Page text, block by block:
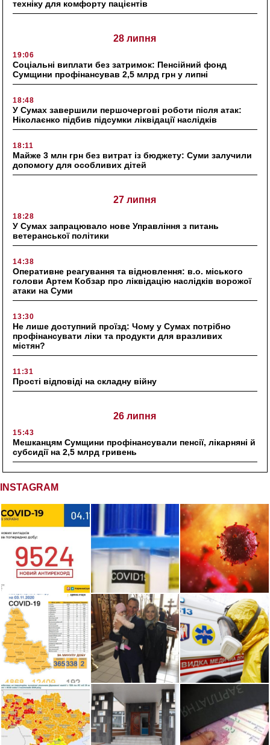
техніку для комфорту пацієнтів
28 липня
19:06
Соціальні виплати без затримок: Пенсійний фонд
Сумщини профінансував 2,5 млрд грн у липні
18:48
У Сумах завершили першочергові роботи після атак:
Ніколаєнко підбив підсумки ліквідації наслідків
18:11
Майже 3 млн грн без витрат із бюджету: Суми залучили
допомогу для особливих дітей
27 липня
18:28
У Сумах запрацювало нове Управління з питань
ветеранської політики
14:38
Оперативне реагування та відновлення: в.о. міського
голови Артем Кобзар про ліквідацію наслідків ворожої
атаки на Суми
13:30
Не лише доступний проїзд: Чому у Сумах потрібно
профінансувати ліки та продукти для вразливих
містян?
11:31
Прості відповіді на складну війну
26 липня
15:43
Мешканцям Сумщини профінансували пенсії, лікарняні й
субсидії на 2,5 млрд гривень
INSTAGRAM